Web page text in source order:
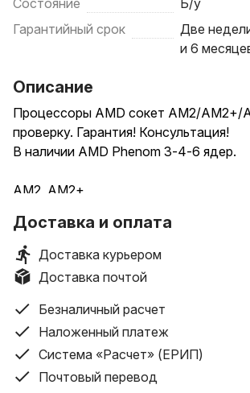
Состояние
Б/у
Гарантийный срок
Две
и 6
Описание
Процессоры AMD сокет АМ2/AM2+/
проверку. Гарантия! Консультация!
В наличии AMD Phenom 3-4-6 ядер.
АМ2, AM2+
24,99 руб
AMD Athlon 64X2 6000+ / 2 ядра / 3.0
наличии
АМ3
AMD Athlon II X2 240 / 2 ядра / 2.8 ГГц
AMD Athlon II X2 245 / 2 ядра / 2.9 ГГц
AMD Athlon II X2 250 / 2 ядра / 3.0 ГГц
AMD Athlon II X3 445 / 3 ядра / 3.1
Доставка и оплата
Доставка курьером
Доставка почтой
Безналичный расчет
Наложенный платеж
Система «Расчет» (ЕРИП)
Почтовый перевод